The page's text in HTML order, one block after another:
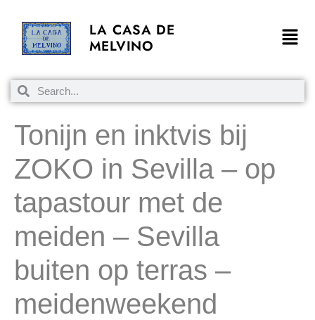
LA CASA DE
MELVINO
Tonijn en inktvis bij
ZOKO in Sevilla – op
tapastour met de
meiden – Sevilla
buiten op terras –
meidenweekend